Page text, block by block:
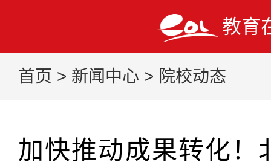
教育
首页 > 新闻中心 > 院校动态
加快推动成果转化！